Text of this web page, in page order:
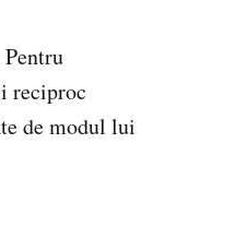
reciproc
de modul lui